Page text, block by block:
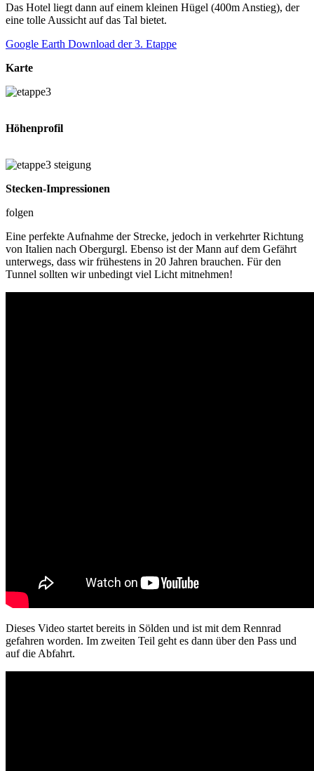
Das Hotel liegt dann auf einem kleinen Hügel (400m Anstieg), der
eine tolle Aussicht auf das Tal bietet.
Google Earth Download der 3. Etappe
Karte
Höhenprofil
Stecken-Impressionen
folgen
Eine perfekte Aufnahme der Strecke, jedoch in verkehrter Richtung
von Italien nach Obergurgl. Ebenso ist der Mann auf dem Gefährt
unterwegs, dass wir frühestens in 20 Jahren brauchen. Für den
Tunnel sollten wir unbedingt viel Licht mitnehmen!
Dieses Video startet bereits in Sölden und ist mit dem Rennrad
gefahren worden. Im zweiten Teil geht es dann über den Pass und
auf die Abfahrt.